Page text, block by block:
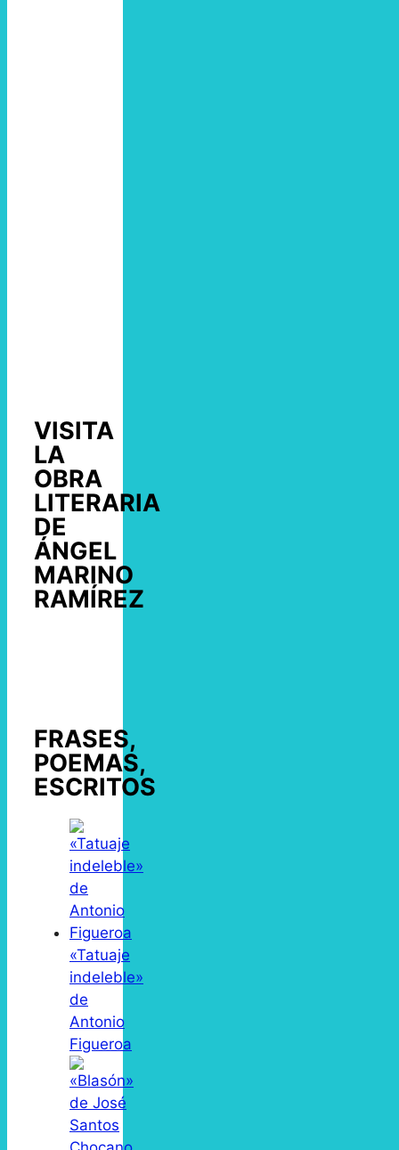
VISITA
LA
OBRA
LITERARIA
DE
ÁNGEL
MARINO
RAMÍREZ
FRASES,
POEMAS,
ESCRITOS
«Tatuaje
indeleble»
de
Antonio
Figueroa